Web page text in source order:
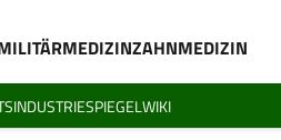
ZAHNMEDIZIN
INDUSTRIESPIEGELWIKI